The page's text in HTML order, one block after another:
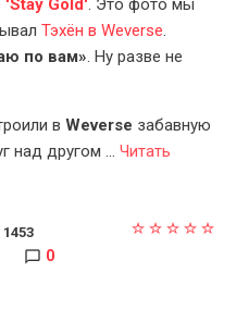
'Stay Gold'. Это фото мы
Тэхён в Weverse.
по вам». Ну разве не
в Weverse забавную
над другом ... Читать
1453
0